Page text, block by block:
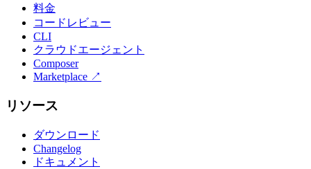
料金
コードレビュー
CLI
クラウドエージェント
Composer
Marketplace ↗
リソース
ダウンロード
Changelog
ドキュメント